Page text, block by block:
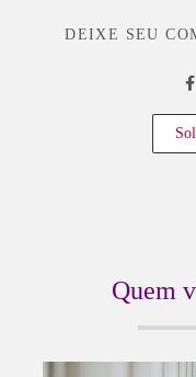
DEIXE SEU
Quem